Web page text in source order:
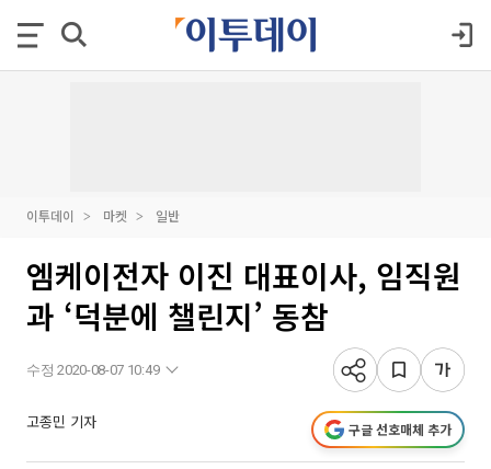
이투데이 마켓 일반
엠케이전자 이진 대표이사, 임직원
과 ‘덕분에 챌린지’ 동참
수정 2020-08-07 10:49
고종민 기자 구글 선호매체 추가